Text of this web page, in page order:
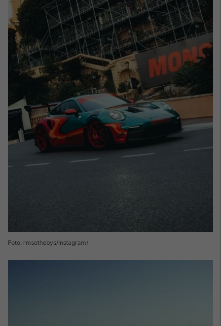
Foto: rmsothebys/Instagram